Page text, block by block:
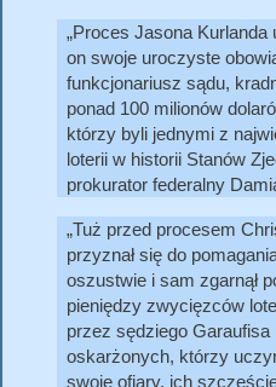
Proces Jasona Kurlanda
on swoje uroczyste
funkcjonariusz sądu,
ponad 100 milionów
którzy byli jednymi z
loterii w historii Stanów
prokurator federalny
Tuż przed procesem
przyznał się do
oszustwie i sam zgarnął
pieniędzy zwycięzców
przez sędziego
oskarżonych, którzy
swoje ofiary, ich